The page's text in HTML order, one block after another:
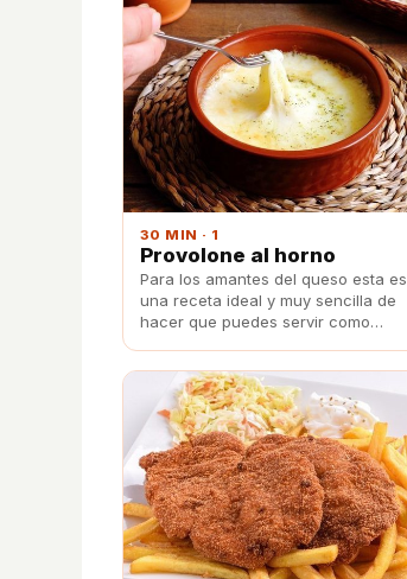
30 MIN · 1
Provolone al horno
Para los amantes del queso esta es
una receta ideal y muy sencilla de
hacer que puedes servir como
todos los invitados.